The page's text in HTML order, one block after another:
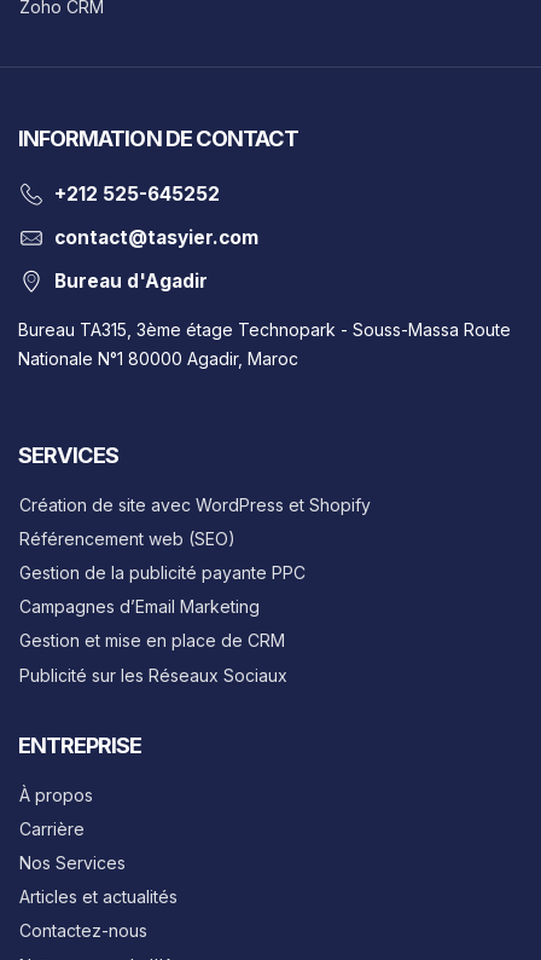
Zoho CRM
INFORMATION DE CONTACT
‎+212 525-645252
contact@tasyier.com
Bureau d'Agadir
Bureau TA315, 3ème étage Technopark - Souss-Massa Route
Nationale N°1 80000 Agadir, Maroc
SERVICES
Création de site avec WordPress et Shopify
Référencement web (SEO)
Gestion de la publicité payante PPC
Campagnes d’Email Marketing
Gestion et mise en place de CRM
Publicité sur les Réseaux Sociaux
ENTREPRISE
À propos
Carrière
Nos Services
Articles et actualités
Contactez-nous